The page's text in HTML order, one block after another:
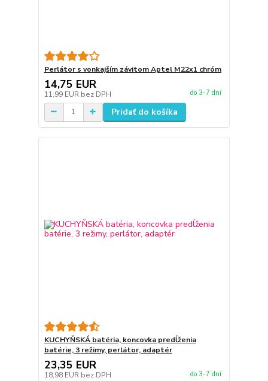
Perlátor s vonkajším závitom Aptel M22x1 chróm
14,75 EUR
11,99 EUR bez DPH do 3-7 dní
Pridať do košíka
KUCHYŇSKÁ batéria, koncovka predĺženia
batérie, 3 režimy, perlátor, adaptér
23,35 EUR
18,98 EUR bez DPH do 3-7 dní